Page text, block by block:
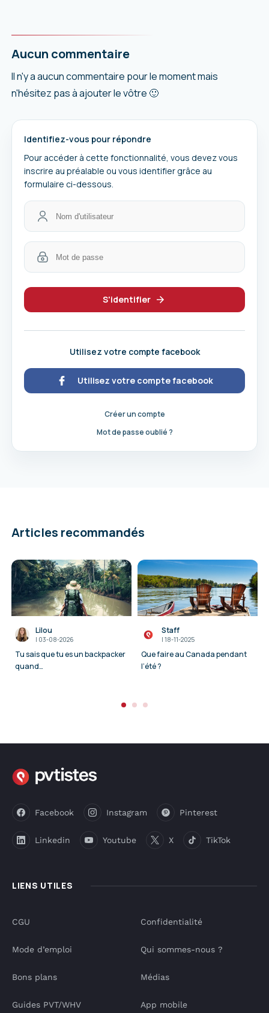
Aucun commentaire
Il n'y a aucun commentaire pour le moment mais
n'hésitez pas à ajouter le vôtre 🙂
Identifiez-vous pour répondre
Pour accéder à cette fonctionnalité, vous devez vous
inscrire au préalable ou vous identifier grâce au
formulaire ci-dessous.
S'identifier
Utilisez votre compte facebook
Utilisez votre compte facebook
Créer un compte
Mot de passe oublié ?
Articles recommandés
Lilou
I 03-08-2026
Tu sais que tu es un backpacker
quand…
Staff
I18-11-2025
Que faire au Canada pendant
l’été ?
Facebook Instagram Pinterest
Linkedin Youtube X TikTok
LIENS UTILES
CGU
Mode d’emploi
Bons plans
Guides PVT/WHV
Confidentialité
Qui sommes-nous ?
Médias
App mobile